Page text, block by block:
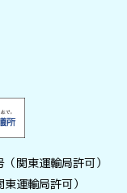
関東運輸局許可）
運輸局許可）